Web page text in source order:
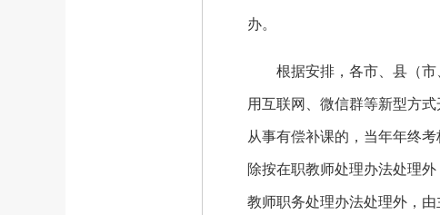
办。
根据安排，各市、县（市
用互联网、微信群等新型方
从事有偿补课的，当年年终
除按在职教师处理办法处理
教师职务处理办法处理外，